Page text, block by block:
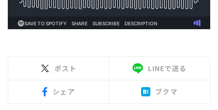
ポスト LINEで送る
シェア ブクマ